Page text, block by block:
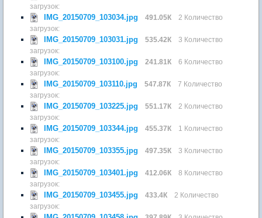
загрузок:
IMG_20150709_103034.jpg 491.05К
2 Количество
загрузок:
IMG_20150709_103031.jpg 535.42К
3 Количество
загрузок:
IMG_20150709_103100.jpg 241.81К
6 Количество
загрузок:
IMG_20150709_103110.jpg 547.87К
7 Количество
загрузок:
IMG_20150709_103225.jpg 551.17К
2 Количество
загрузок:
IMG_20150709_103344.jpg 455.37К
1 Количество
загрузок:
IMG_20150709_103355.jpg 497.35К
3 Количество
загрузок:
IMG_20150709_103401.jpg 412.06К
8 Количество
загрузок:
IMG_20150709_103455.jpg 433.4К
2 Количество
загрузок: